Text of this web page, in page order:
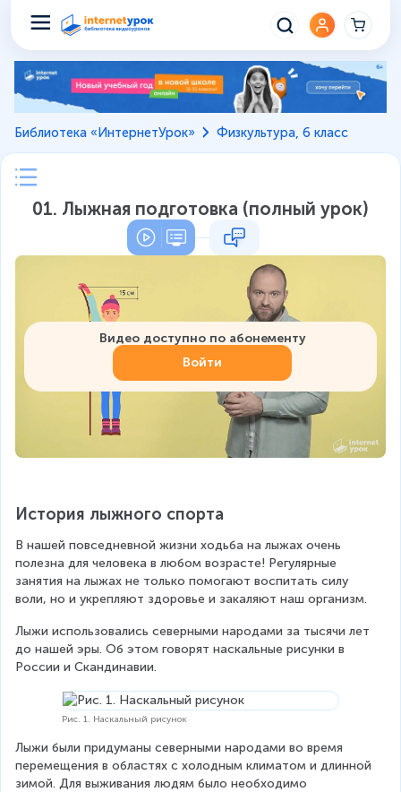
Библиотека «ИнтернетУрок» Физкультура, 6 класс
01. Лыжная подготовка (полный урок)
Видео доступно по абонементу
Войти
История лыжного спорта
В нашей повседневной жизни ходьба на лыжах очень
полезна для человека в любом возрасте! Регулярные
занятия на лыжах не только помогают воспитать силу
воли, но и укрепляют здоровье и закаляют наш организм.
Лыжи использовались северными народами за тысячи лет
до нашей эры. Об этом говорят наскальные рисунки в
России и Скандинавии.
Рис. 1. Наскальный рисунок
Лыжи были придуманы северными народами во время
перемещения в областях с холодным климатом и длинной
зимой. Для выживания людям было необходимо